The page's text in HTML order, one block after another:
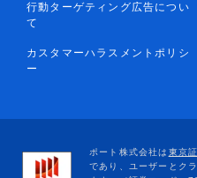
行動ターゲティング広告につい
て
カスタマーハラスメントポリシ
ー